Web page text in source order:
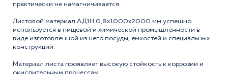
практически не намагничивается.
Листовой материал АД1Н 0,8x1000x2000 мм успешно
используется в пищевой и химической промышленности в
виде изготовленной из него посуды, емкостей и специальных
конструкций.
Материал листа проявляет высокую стойкость к коррозии и